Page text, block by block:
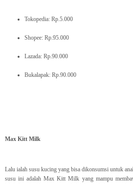
Tokopedia: Rp.5.000
Shopee: Rp.95.000
Lazada: Rp.90.000
Bukalapak: Rp.90.000
Max Kitt Milk
Lalu ialah susu kucing yang bisa dikonsumsi untuk
susu ini adalah Max Kitt Milk yang mampu